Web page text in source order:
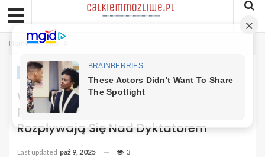
Home Fakty
FAKTY
Wstyd I Hańba. Polska Partia Złożyła
Putinowi Życzenia Urodzinowe,
Rozpływają Się Nad Dyktatorem
Last updated paź 9, 2025 3